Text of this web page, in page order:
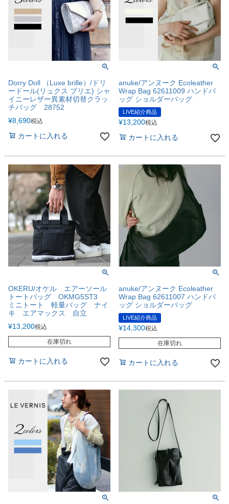
Dorry Doll （Luxe brille）/ドリ
ードール(リュクス ブリエ) シャ
イニーレザー異素材切替クラッ
チバッグ 28752
¥8,690税込
カートに入れる
anuke/アンヌーク Ecoleather
Wrap Bag 62611009 ハンドバ
ッグ ショルダーバッグ
LIVE紹介商品
¥13,200税込
カートに入れる
OKERU/オケル エアーソール
トートバッグ OKMG5ST3
ミニトート 軽量バッグ ナイ
キ エアマックス 自立
¥13,200税込
在庫切れ
カートに入れる
anuke/アンヌーク Ecoleather
Wrap Bag 62611007 ハンドバ
ッグ ショルダーバッグ
LIVE紹介商品
¥14,300税込
在庫切れ
カートに入れる